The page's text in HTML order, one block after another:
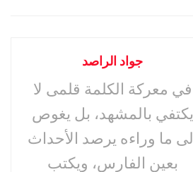
جواد الراصد
في معركة الكلمة قلمى لا
يكتفي بالمشهد، بل يغوص
إلى ما وراءه يرصد الأحداث
بعين الفارس، ويكتب